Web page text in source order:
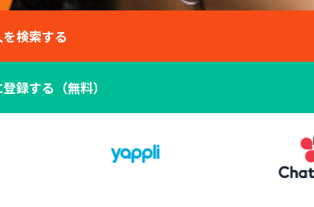
検索する
録する（無料）
こちら ＞